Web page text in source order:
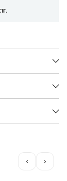
‹ ›